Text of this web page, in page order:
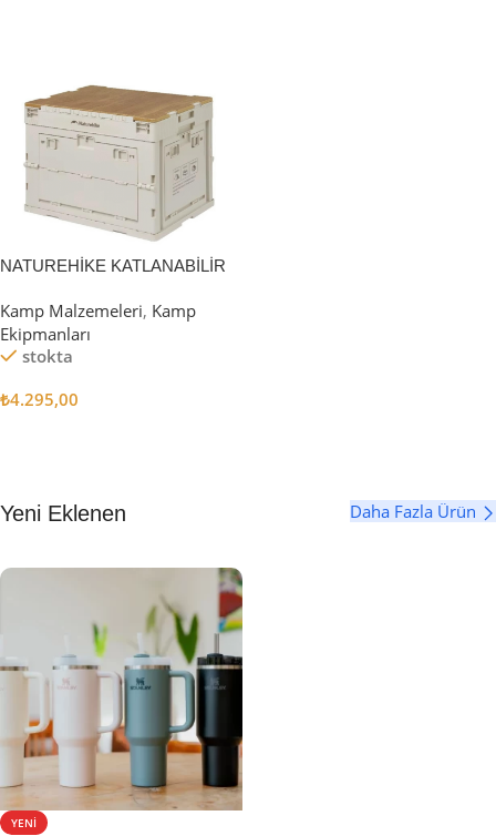
NATUREHİKE KATLANABİLİR
Kamp Malzemeleri, Kamp
Ekipmanları
stokta
₺4.295,00
Yeni Eklenen Daha Fazla Ürün
YENI